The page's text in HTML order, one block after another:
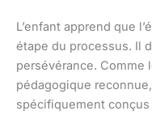
L’enfant apprend que
étape du processus. Il
persévérance. Comme
pédagogique
spécifiquement conçus